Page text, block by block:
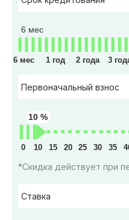
6 мес
6 мес 1 год 2 года 3
Первоначальный взнос
10 %
0 10 15 20 25 30 35
*Скидка действует при
Ставка